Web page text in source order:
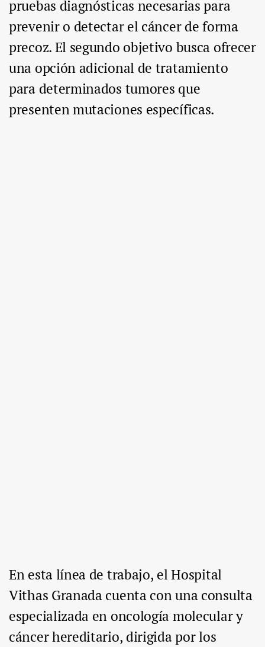
pruebas diagnósticas necesarias para
prevenir o detectar el cáncer de forma
precoz. El segundo objetivo busca ofrecer
una opción adicional de tratamiento
para determinados tumores que
presenten mutaciones específicas.
En esta línea de trabajo, el Hospital
Vithas Granada cuenta con una consulta
especializada en oncología molecular y
cáncer hereditario, dirigida por los